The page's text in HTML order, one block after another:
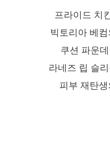
프라이드 치
빅토리아 베
쿠션 파운
라네즈 립 슬
피부 재탄